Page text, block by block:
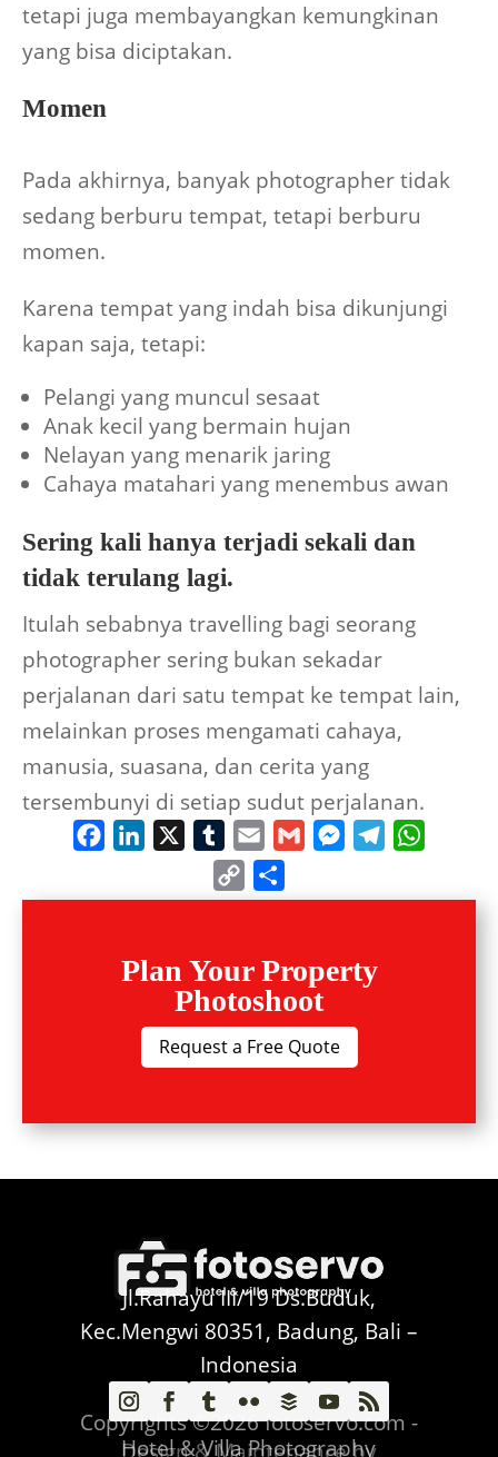
tetapi juga membayangkan kemungkinan
yang bisa diciptakan.
Momen
Pada akhirnya, banyak photographer tidak
sedang berburu tempat, tetapi berburu
momen.
Karena tempat yang indah bisa dikunjungi
kapan saja, tetapi:
Pelangi yang muncul sesaat
Anak kecil yang bermain hujan
Nelayan yang menarik jaring
Cahaya matahari yang menembus awan
Sering kali hanya terjadi sekali dan
tidak terulang lagi.
Itulah sebabnya travelling bagi seorang
photographer sering bukan sekadar
perjalanan dari satu tempat ke tempat lain,
melainkan proses mengamati cahaya,
manusia, suasana, dan cerita yang
tersembunyi di setiap sudut perjalanan.
FacebookLinkedIn TumblrEmail Gmail MessengerTelegram
Copy
Link
Plan Your Property
Photoshoot
Request a Free Quote
Jl.Rahayu III/19 Ds.Buduk,
Kec.Mengwi 80351, Badung, Bali –
Indonesia
Copyrights ©2026 fotoservo.com -
Hotel & Villa Photography